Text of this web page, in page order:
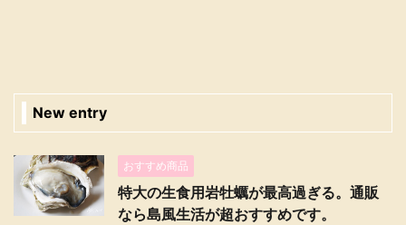
New entry
おすすめ商品
特大の生食用岩牡蠣が最高過ぎる。通販
なら島風生活が超おすすめです。